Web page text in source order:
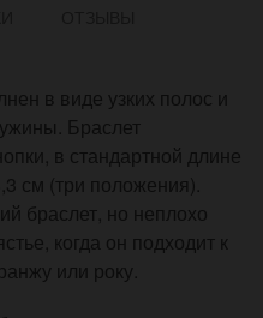
в виде узких полос и
Браслет
в стандартной длине
см (три положения).
браслет, но неплохо
когда он подходит к
или року.